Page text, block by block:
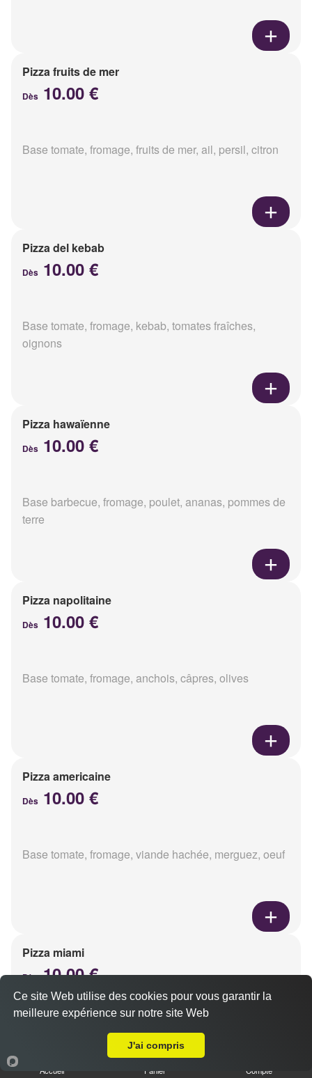
Pizza fruits de mer
Dès 10.00 €
Base tomate, fromage, fruits de mer, ail, persil, citron
Pizza del kebab
Dès 10.00 €
Base tomate, fromage, kebab, tomates fraîches,
oignons
Pizza hawaïenne
Dès 10.00 €
Base barbecue, fromage, poulet, ananas, pommes de
terre
Pizza napolitaine
Dès 10.00 €
Base tomate, fromage, anchois, câpres, olives
Pizza americaine
Dès 10.00 €
Base tomate, fromage, viande hachée, merguez, oeuf
Pizza miami
Dès10.00 €
Base tomate, fromage, chorizo, oeuf
Accueil Panier Compte
Ce site Web utilise des cookies pour vous garantir la
meilleure expérience sur notre site Web
J'ai compris